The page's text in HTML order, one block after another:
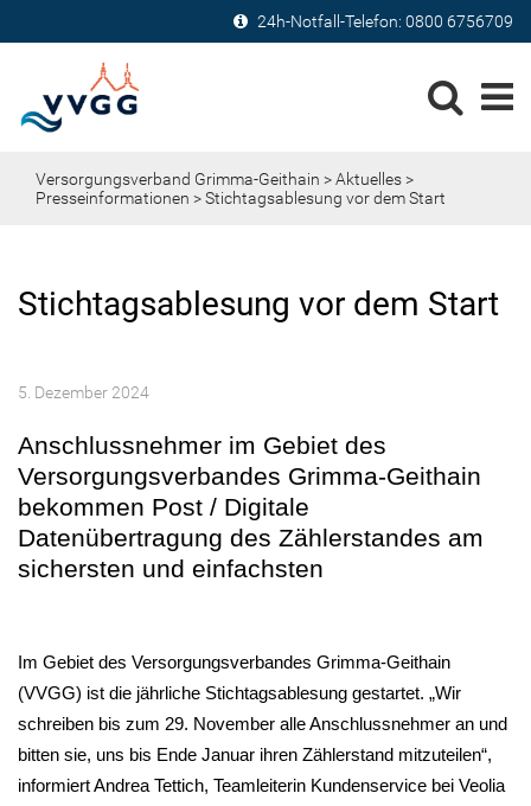
24h-Notfall-Telefon: 0800 6756709
Versorgungsverband Grimma-Geithain >Aktuelles>
Presseinformationen > Stichtagsablesung vor dem Start
Stichtagsablesung vor dem Start
5. Dezember 2024
Anschlussnehmer im Gebiet des
Versorgungsverbandes Grimma-Geithain
bekommen Post / Digitale
Datenübertragung des Zählerstandes am
sichersten und einfachsten
Im Gebiet des Versorgungsverbandes Grimma-Geithain
(VVGG) ist die jährliche Stichtagsablesung gestartet. „Wir
schreiben bis zum 29. November alle Anschlussnehmer an und
bitten sie, uns bis Ende Januar ihren Zählerstand mitzuteilen“,
informiert Andrea Tettich, Teamleiterin Kundenservice bei Veolia